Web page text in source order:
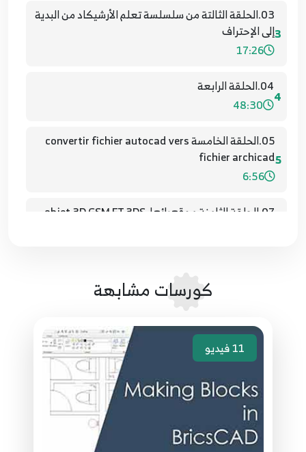
3
03.الحلقة الثالتة من سلسلسة تعلم الأرشيكاد من البدية
إلى الإحتراف
17:26
4
04.الحلقة الرابعة
48:30
5
05.الحلقة الخامسة convertir fichier autocad vers
fichier archicad
6:56
07.الحلقة الثامنة موقع رائع لobjet 3D GSM ET 3DS
09.الحلقة العاشرة COMMENT FAIRE LES ESCALIERS
13:36
10. الحلقة العاشرة COMMENT FAIRE LES ESCALIERS
EN 3D PERSONALISER
كورسات مشابهة
11فيديو